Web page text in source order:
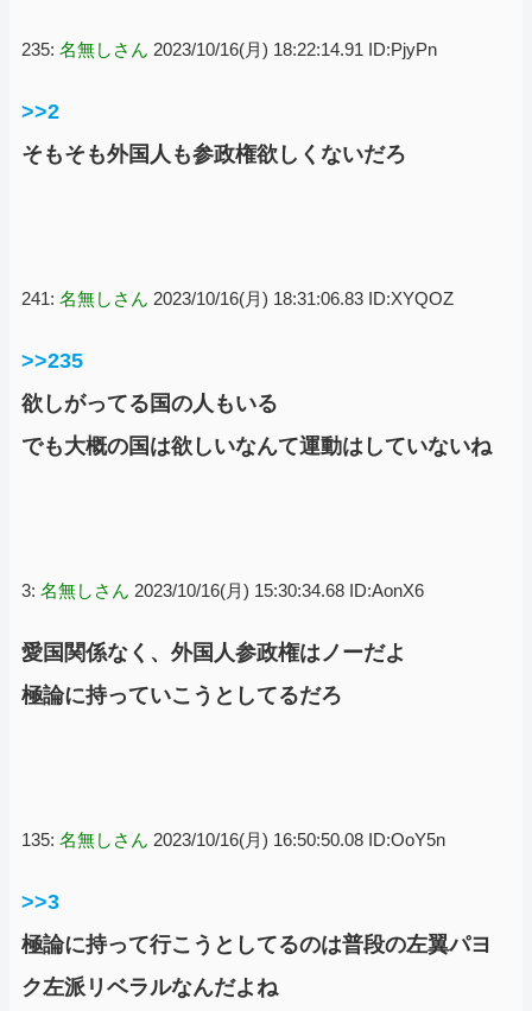
235: 名無しさん 2023/10/16(月) 18:22:14.91 ID:PjyPn
>>2
そもそも外国人も参政権欲しくないだろ
241: 名無しさん 2023/10/16(月) 18:31:06.83 ID:XYQOZ
>>235
欲しがってる国の人もいる
でも大概の国は欲しいなんて運動はしていないね
3: 名無しさん 2023/10/16(月) 15:30:34.68 ID:AonX6
愛国関係なく、外国人参政権はノーだよ
極論に持っていこうとしてるだろ
135: 名無しさん 2023/10/16(月) 16:50:50.08 ID:OoY5n
>>3
極論に持って行こうとしてるのは普段の左翼パヨ
ク左派リベラルなんだよね